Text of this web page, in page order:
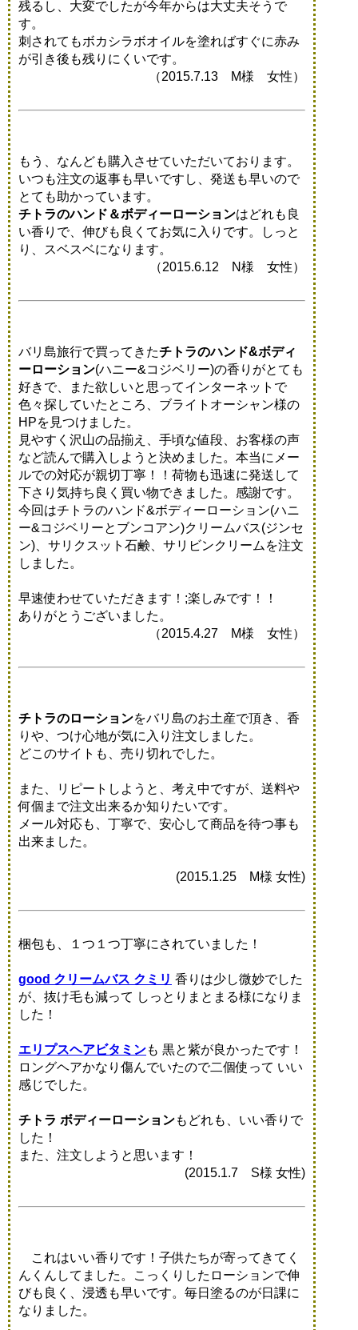
残るし、大変でしたが今年からは大丈夫そうで
す。
刺されてもボカシラボオイルを塗ればすぐに赤み
が引き後も残りにくいです。
（2015.7.13 M様 女性）
もう、なんども購入させていただいております。
いつも注文の返事も早いですし、発送も早いので
とても助かっています。
チトラのハンド＆ボディーローションはどれも良
い香りで、伸びも良くてお気に入りです。しっと
り、スベスベになります。
（2015.6.12 N様 女性）
バリ島旅行で買ってきたチトラのハンド&ボディ
ーローション(ハニー&コジベリー)の香りがとても
好きで、また欲しいと思ってインターネットで
色々探していたところ、ブライトオーシャン様の
HPを見つけました。
見やすく沢山の品揃え、手頃な値段、お客様の声
など読んで購入しようと決めました。本当にメー
ルでの対応が親切丁寧！！荷物も迅速に発送して
下さり気持ち良く買い物できました。感謝です。
今回はチトラのハンド&ボディーローション(ハニ
ー&コジベリーとブンコアン)クリームバス(ジンセ
ン)、サリクスット石鹸、サリビンクリームを注文
しました。
早速使わせていただきます！;楽しみです！！
ありがとうございました。
（2015.4.27 M様 女性）
チトラのローションをバリ島のお土産で頂き、香
りや、つけ心地が気に入り注文しました。
どこのサイトも、売り切れでした。
また、リピートしようと、考え中ですが、送料や
何個まで注文出来るか知りたいです。
メール対応も、丁寧で、安心して商品を待つ事も
出来ました。
(2015.1.25 M様 女性)
梱包も、１つ１つ丁寧にされていました！
good クリームバス クミリ 香りは少し微妙でした
が、抜け毛も減って しっとりまとまる様になりま
した！
エリプスヘアビタミンも 黒と紫が良かったです！
ロングヘアかなり傷んでいたので二個使って いい
感じでした。
チトラ ボディーローションもどれも、いい香りで
した！
また、注文しようと思います！
(2015.1.7 S様 女性)
これはいい香りです！子供たちが寄ってきてく
んくんしてました。こっくりしたローションで伸
びも良く、浸透も早いです。毎日塗るのが日課に
なりました。